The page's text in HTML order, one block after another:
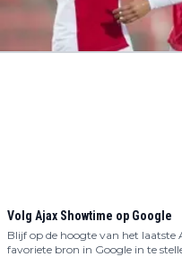
Volg Ajax Showtime op Google
Blijf op de hoogte van het laatste
favoriete bron in Google in te